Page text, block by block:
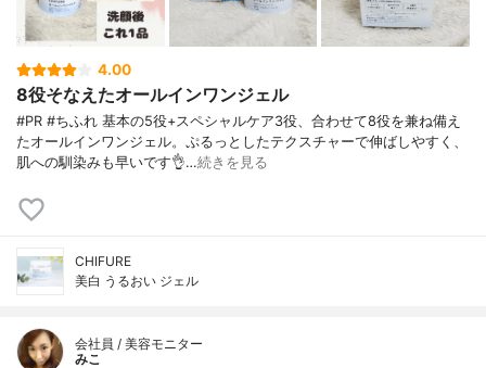
4.00
8役そなえたオールインワンジェル
#PR #ちふれ 基本の5役+スペシャルケア3役、合わせて8役を兼ね備え
たオールインワンジェル。ぷるっとしたテクスチャーで伸ばしやすく、
肌への馴染みも早いです👌…続きを見る
CHIFURE
美白 うるおい ジェル
会社員 / 美容モニター
みこ